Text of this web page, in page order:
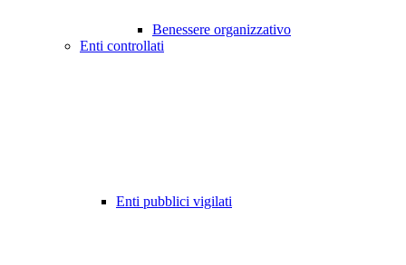
Benessere organizzativo
Enti controllati
Enti pubblici vigilati